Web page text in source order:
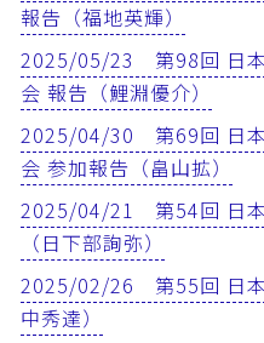
報告（福地英輝）
2025/05/23 第98回 日本
会 報告（鯉淵優介）
2025/04/30 第69回 日本
会 参加報告（畠山拡）
2025/04/21 第54回 日本
（日下部詢弥）
2025/02/26 第55回 日本
中秀達）